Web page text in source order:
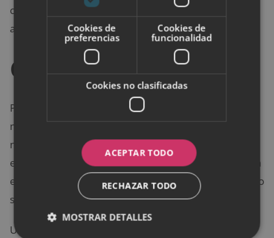
cardiovasculares siguen actuando cuando ya se ha
acabado la actividad.
Consejos
Para llevar una buena rutina semanal de HIIT, lo
mejor es realizar
. No son
necesarias más ni tampoco recomendables porque
eso podría perjudicar al cuerpo, recordemos que son
ejercicios de alta intensidad, y si se realizan menos no
se obtendrán los mismos beneficios.
Una duda muy común que surge antes de hacer
Cookies de
preferencias
Cookies de
funcionalidad
Cookies no clasificadas
ACEPTAR TODO
RECHAZAR TODO
MOSTRAR DETALLES